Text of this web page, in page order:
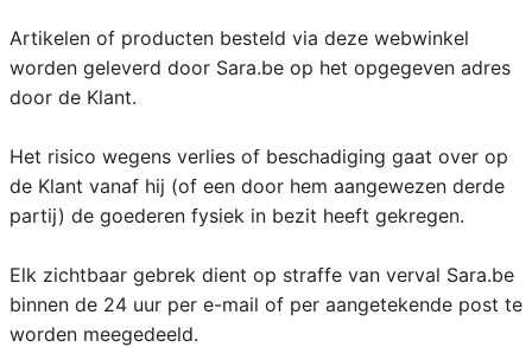
Artikelen of producten besteld via deze webwinkel
worden geleverd door Sara.be op het opgegeven adres
door de Klant.
Het risico wegens verlies of beschadiging gaat over op
de Klant vanaf hij (of een door hem aangewezen derde
partij) de goederen fysiek in bezit heeft gekregen.
Elk zichtbaar gebrek dient op straffe van verval Sara.be
binnen de 24 uur per e-mail of per aangetekende post te
worden meegedeeld.